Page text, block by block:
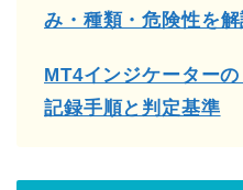
み・種類・危険性を
MT4インジケーター
記録手順と判定基準